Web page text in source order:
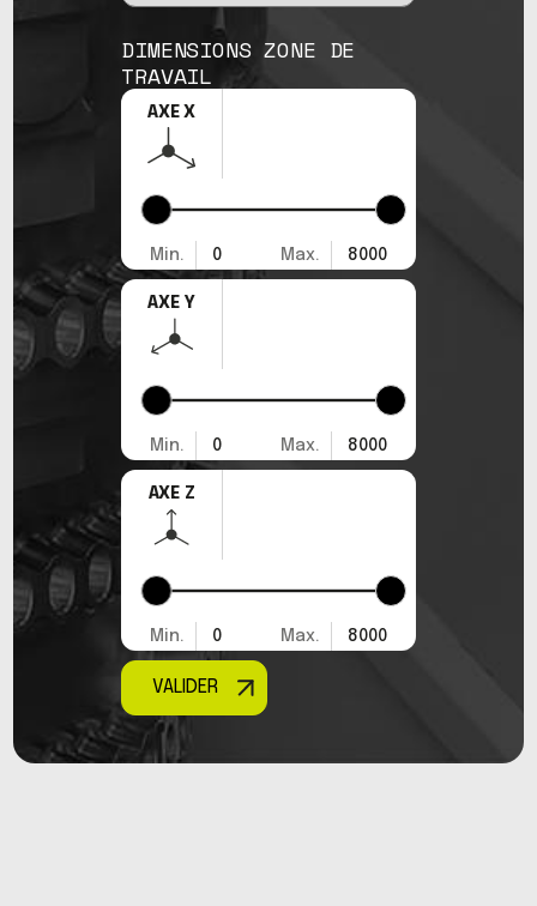
DIMENSIONS ZONE DE
TRAVAIL
AXE X
Min. 0 Max. 8000
AXE Y
Min. 0 Max. 8000
AXE Z
Min. 0 Max. 8000
VALIDER